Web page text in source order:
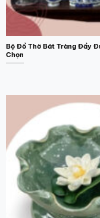
Bộ Đồ Thờ Bát Tràng Đầy
Chọn